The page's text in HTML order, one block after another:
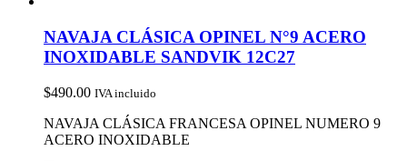
NAVAJA CLÁSICA OPINEL N°9 ACERO
INOXIDABLE SANDVIK 12C27
$490.00 IVA incluido
NAVAJA CLÁSICA FRANCESA OPINEL NUMERO 9
ACERO INOXIDABLE